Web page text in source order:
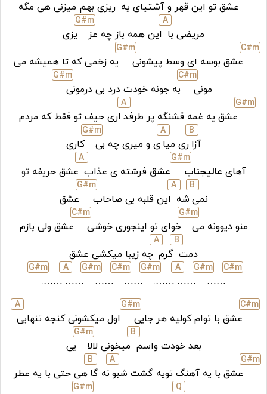
عشق تو این قهر و آشتیای یه ریزی بهم میزنی هی مگه
مریضی با
A
این همه باز چه عز
G#m
یزی
C#m
عشق بوسه ای وسط پیشونی
G#m
یه زخمی که تا همیشه می
مونی
C#m
به جونه خودت درد بی درمونی
G#m
G#m
عشق یه غمه قشنگه پر طرفد
A
اری حیف تو فقط که مردم
آزا
B
ری میا
A
ی و میری چه بی
G#m
کاری
آهای عالیجناب
G#m
عشق فرشته ی عذاب
A
عشق حریفهتو
نمی
B
شه
A
این قلبه بی صاحاب
G#m
عشق
منو دیوونه می
G#m
خوای تو اینجوری خوشی
C#m
عشق ولی بازم
دمت
B
گرم
A
چه زیبا میکشی عشق
C#m
……
G#m
……
A
…….
G#m
……
C#m
……
G#m
……
A
…….
G#m
C#m
عشق با توام کولیه هر جایی
G#m
اول میکشونی کنجه تنهایی
A
بعد خودت واسم
B
میخونی لالا
G#m
یی
G#m
عشق با یه آهنگ تویه گشت شبو
A
نه گا
B
هی حتی با یه عطر
Q
G#m